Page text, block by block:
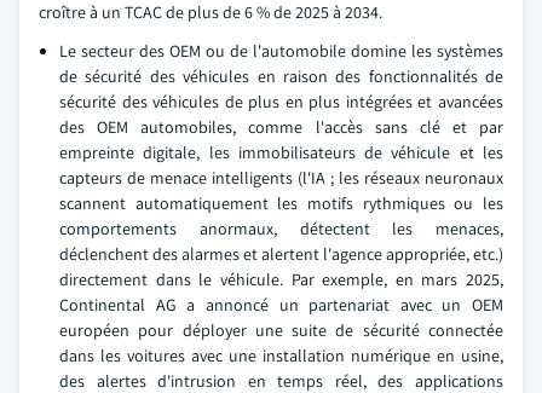
croître à un TCAC de plus de 6 % de 2025 à 2034.
Le secteur des OEM ou de l'automobile domine les systèmes
de sécurité des véhicules en raison des fonctionnalités de
sécurité des véhicules de plus en plus intégrées et avancées
des OEM automobiles, comme l'accès sans clé et par
empreinte digitale, les immobilisateurs de véhicule et les
capteurs de menace intelligents (l'IA ; les réseaux neuronaux
scannent automatiquement les motifs rythmiques ou les
comportements anormaux, détectent les menaces,
déclenchent des alarmes et alertent l'agence appropriée, etc.)
directement dans le véhicule. Par exemple, en mars 2025,
Continental AG a annoncé un partenariat avec un OEM
européen pour déployer une suite de sécurité connectée
dans les voitures avec une installation numérique en usine,
des alertes d'intrusion en temps réel, des applications